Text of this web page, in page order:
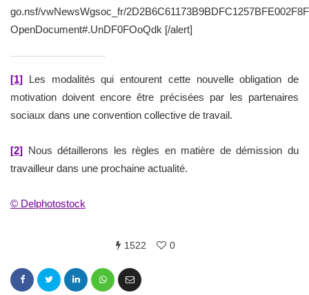
go.nsf/vwNewsWgsoc_fr/
OpenDocument#.UnDF0FOoQdk [/alert]
[1] Les modalités qui entourent cette nouvelle obligation de
motivation doivent encore être précisées par les partenaires
sociaux dans une convention collective de travail.
[2] Nous détaillerons les règles en matière de démission du
travailleur dans une prochaine actualité.
© Delphotostock
1522 0